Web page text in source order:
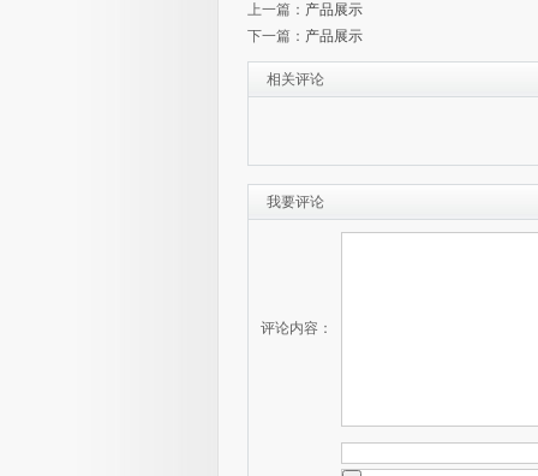
上一篇： 产品展示
下一篇： 产品展示
相关评论
我要评论
评论内容：